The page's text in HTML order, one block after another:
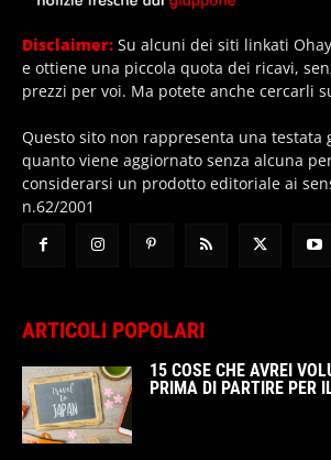
Disclaimer: Su alcuni dei siti linkati
e ottiene una piccola quota dei ricavi,
prezzi per voi. Ma potete anche cercarli
Questo sito non rappresenta una testata
quanto viene aggiornato senza alcuna
considerarsi un prodotto editoriale ai
n.62/2001
ARTICOLI POPOLARI
15 COSE CHE AVREI
PRIMA DI PARTIRE PER